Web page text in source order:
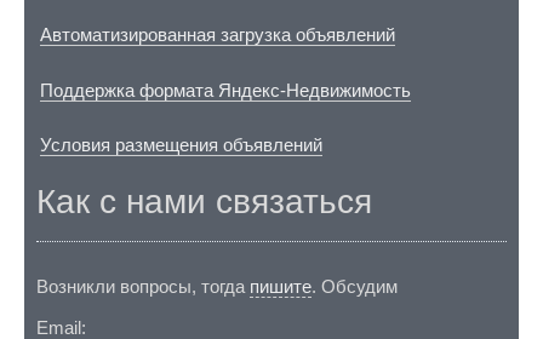
Автоматизированная загрузка объявлений
Поддержка формата Яндекс-Недвижимость
Условия размещения объявлений
Как с нами связаться
Возникли вопросы, тогда пишите. Обсудим
Email: